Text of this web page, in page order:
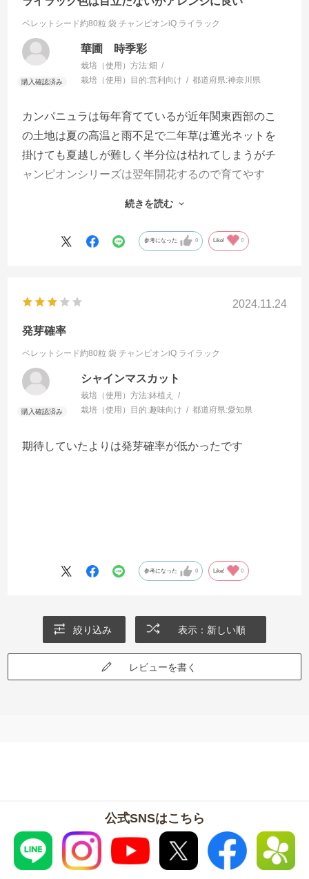
ペレットシード約80粒 袋 チャンピオンiQ ライラック
華圃 時季彩
栽培（使用）方法:畑
栽培（使用）目的:営利向け 都道府県:神奈川県
カンパニュラは毎年育てているが近年関東西部のこ
の土地は夏の高温と雨不足で二年草は遮光ネットを
掛けても夏越しが難しく半分位は枯れてしまうがチ
ャンピオンシリーズは翌年開花するので育てやす
販売しているが花持ちが良いと評判が良く大変あり
がたい。圃場の面積が広くなく季節の花を多種少量
栽培しているので種の数量は一種８０粒程度で丁度
続きを読む
参考になった 0 Like! 0
2024.11.24
発芽確率
ペレットシード約80粒 袋 チャンピオンiQ ライラック
シャインマスカット
栽培（使用）方法:鉢植え
栽培（使用）目的:趣味向け 都道府県:愛知県
期待していたよりは発芽確率が低かったです
参考になった 0 Like! 0
絞り込み 表示：新しい順
レビューを書く
公式SNSはこちら